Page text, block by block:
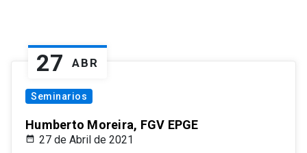
27 ABR
Seminarios
Humberto Moreira, FGV EPGE
27 de Abril de 2021